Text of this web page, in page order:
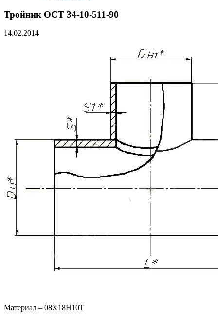
Тройник ОСТ 34-10-511-90
14.02.2014
Материал – 08Х18Н10Т